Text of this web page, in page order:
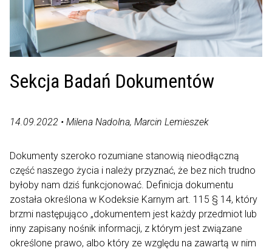
Sekcja Badań Dokumentów
14.09.2022 • Milena Nadolna, Marcin Lemieszek
Dokumenty szeroko rozumiane stanowią nieodłączną
część naszego życia i należy przyznać, że bez nich trudno
byłoby nam dziś funkcjonować. Definicja dokumentu
została określona w Kodeksie Karnym art. 115 § 14, który
brzmi następująco „dokumentem jest każdy przedmiot lub
inny zapisany nośnik informacji, z którym jest związane
określone prawo, albo który ze względu na zawartą w nim